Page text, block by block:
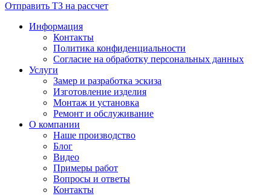
Отправить ТЗ на рассчет
Информация
Контакты
Политика конфиденциальности
Согласие на обработку персональных данных
Услуги
Замер и разработка эскиза
Изготовление изделия
Монтаж и установка
Ремонт и обслуживание
О компании
Наше производство
Блог
Видео
Примеры работ
Вопросы и ответы
Контакты